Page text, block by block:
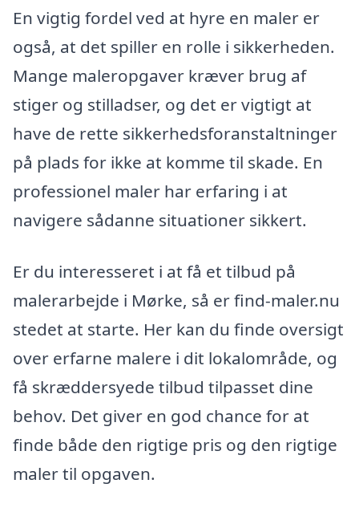
En vigtig fordel ved at hyre en maler er
også, at det spiller en rolle i sikkerheden.
Mange maleropgaver kræver brug af
stiger og stilladser, og det er vigtigt at
have de rette sikkerhedsforanstaltninger
på plads for ikke at komme til skade. En
professionel maler har erfaring i at
navigere sådanne situationer sikkert.
Er du interesseret i at få et tilbud på
malerarbejde i Mørke, så er find-maler.nu
stedet at starte. Her kan du finde oversigt
over erfarne malere i dit lokalområde, og
få skræddersyede tilbud tilpasset dine
behov. Det giver en god chance for at
finde både den rigtige pris og den rigtige
maler til opgaven.